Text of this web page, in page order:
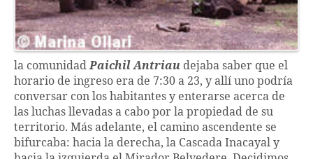
la comunidadPaichil Antriau dejaba saber que el
horario de ingreso era de 7:30 a 23, y allí uno podría
conversar con los habitantes y enterarse acerca de
las luchas llevadas a cabo por la propiedad de su
territorio. Más adelante, el camino ascendente se
bifurcaba: hacia la derecha, la Cascada Inacayal y